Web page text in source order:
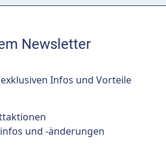
Newsletter
Infos und Vorteile
und -änderungen